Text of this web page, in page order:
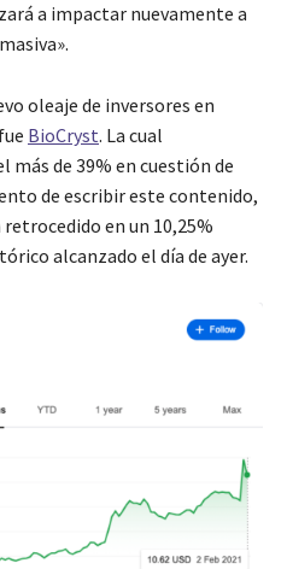
a impactar nuevamente a
oleaje de inversores en
BioCryst. La cual
de 39% en cuestión de
de escribir este contenido,
retrocedido en un 10,25%
alcanzado el día de ayer.